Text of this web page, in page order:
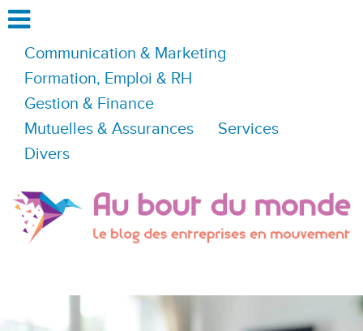
Communication & Marketing
Formation, Emploi & RH
Gestion & Finance
Mutuelles & Assurances
Services
Divers